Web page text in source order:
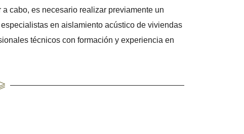
cabo, es necesario realizar previamente un
en aislamiento acústico de viviendas
técnicos con formación y experiencia en